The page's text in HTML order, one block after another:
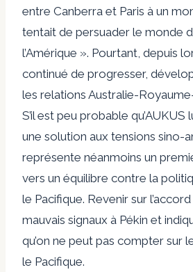
entre Canberra et Paris à un
tentait de persuader le monde
l’Amérique ». Pourtant, depuis
continué de progresser,
les relations Australie-
S’il est peu probable
une solution aux tensions sino-
représente néanmoins un
vers un équilibre contre la
le Pacifique. Revenir sur
mauvais signaux à Pékin et
qu’on ne peut pas compter sur
le Pacifique.